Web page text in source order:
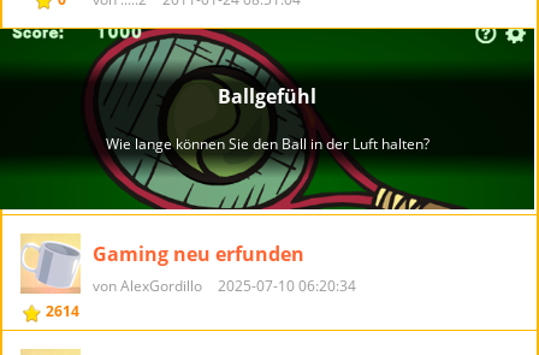
2614
Gaming neu erfunden
von AlexGordillo 2025-07-10 06:20:34